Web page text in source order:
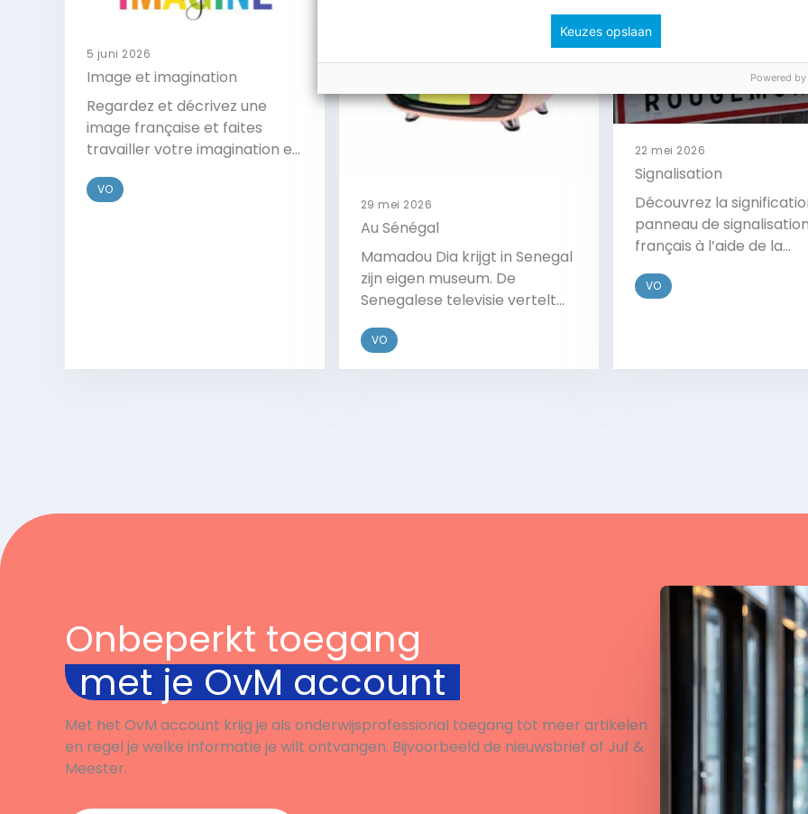
5 juni 2026
Image et imagination
Regardez et décrivez une
image française et faites
travailler votre imagination en
VO
29 mei 2026
Au Sénégal
Mamadou Dia krijgt in Senegal
zijn eigen museum. De
Senegalese televisie vertelt
beantwoord de vragen.
VO
22 mei 2026
Signalisation
Découvrez la
panneau de
français à l’aide de la
vos connaissances de
VO
Onbeperkt toegang
met je OvM account
Met het OvM account krijg je als onderwijsprofessional toegang tot meer artikelen
en regel je welke informatie je wilt ontvangen. Bijvoorbeeld de nieuwsbrief of Juf &
Meester.
Keuzes opslaan
Powered by